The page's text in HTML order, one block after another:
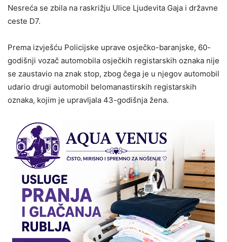
Nesreća se zbila na raskrižju Ulice Ljudevita Gaja i državne
ceste D7.
Prema izvješću Policijske uprave osječko-baranjske, 60-
godišnji vozač automobila osječkih registarskih oznaka nije
se zaustavio na znak stop, zbog čega je u njegov automobil
udario drugi automobil belomanastirskih registarskih
oznaka, kojim je upravljala 43-godišnja žena.